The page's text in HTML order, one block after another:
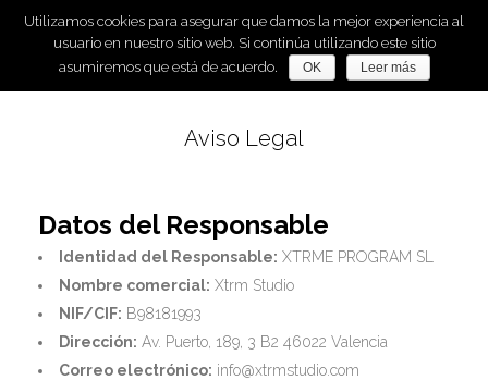
Aviso Legal
Datos del Responsable
Identidad del Responsable: XTRME PROGRAM SL
Nombre comercial: Xtrm Studio
NIF/CIF: B98181993
Dirección: Av. Puerto, 189, 3 B2 46022 Valencia
Correo electrónico: info@xtrmstudio.com
Utilizamos cookies para asegurar que damos la mejor experiencia al
usuario en nuestro sitio web. Si continúa utilizando este sitio
asumiremos que está de acuerdo.
OK Leer más